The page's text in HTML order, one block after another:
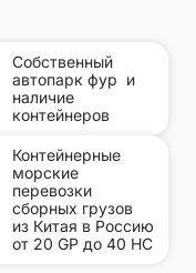
Собственный
автопарк фур и
наличие
контейнеров
Контейнерные
морские
перевозки
сборных грузов
из Китая в Россию
от 20 GP до 40 HC